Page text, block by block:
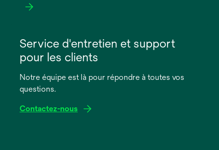
dans
nouvel
onglet
Service d'entretien et support
pour les clients
Notre équipe est là pour répondre à toutes vos
questions.
Contactez-nous